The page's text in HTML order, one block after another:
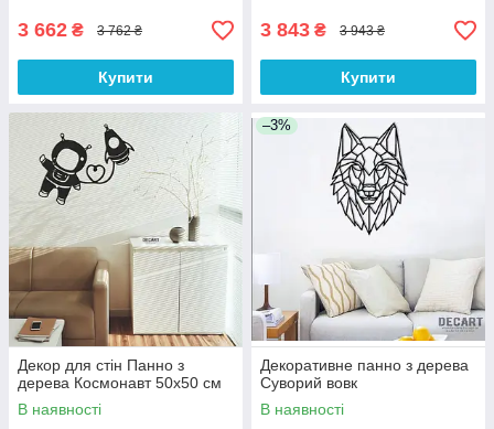
3 662 ₴ 3 762 ₴
Купити
3 843 ₴ 3 943 ₴
Купити
Декор для стін Панно з
дерева Космонавт 50х50 см
В наявності
–3%
Декоративне панно з дерева
Суворий вовк
В наявності